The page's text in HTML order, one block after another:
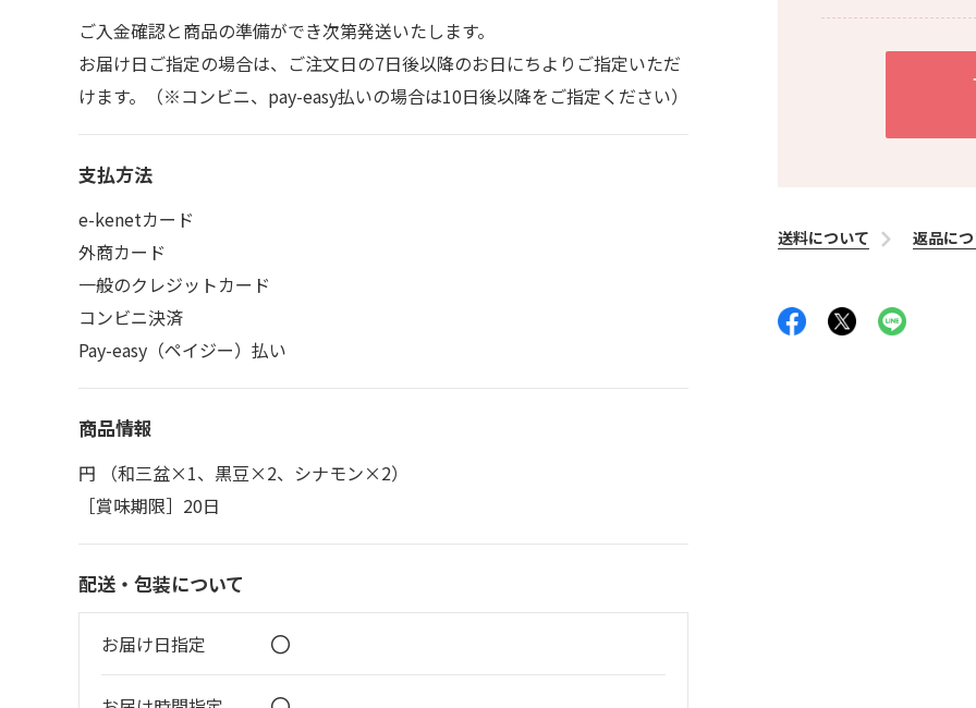
ご入金確認と商品の準備ができ次第発送いたします。
お届け日ご指定の場合は、ご注文日の7日後以降のお日にちよりご指定いただ
けます。（※コンビニ、pay-easy払いの場合は10日後以降をご指定ください）
支払方法
e-kenetカード
外商カード
一般のクレジットカード
コンビニ決済
Pay-easy（ペイジー）払い
商品情報
円 （和三盆×1、黒豆×2、シナモン×2）
［賞味期限］20日
配送・包装について
お届け日指定 〇
送料について 返品に